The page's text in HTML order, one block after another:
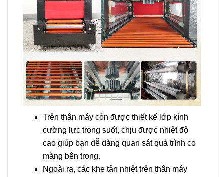
Trên thân máy còn được thiết kế lớp kính
cường lực trong suốt, chịu được nhiệt độ
cao giúp bạn dễ dàng quan sát quá trình co
màng bên trong.
Ngoài ra, các khe tản nhiệt trên thân máy